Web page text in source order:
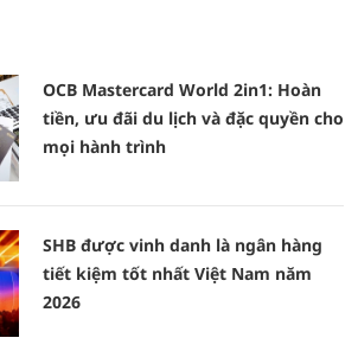
OCB Mastercard World 2in1: Hoàn
tiền, ưu đãi du lịch và đặc quyền cho
mọi hành trình
SHB được vinh danh là ngân hàng
tiết kiệm tốt nhất Việt Nam năm
2026